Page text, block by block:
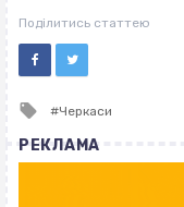
Поділитись статтею
Tagged
Черкаси
РЕКЛАМА